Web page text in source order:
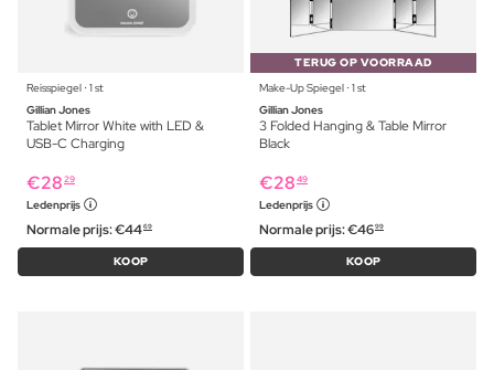
Reisspiegel ⋅ 1 st
Gillian Jones
Tablet Mirror White with LED &
USB-C Charging
€28 29
Ledenprijs
Normale prijs:€4469
KOOP
TERUG OP VOORRAAD
Make-Up Spiegel ⋅ 1 st
Gillian Jones
3 Folded Hanging & Table Mirror
Black
€28 49
Ledenprijs
Normale prijs:€4699
KOOP